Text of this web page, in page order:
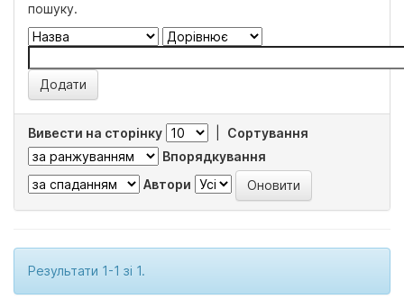
пошуку.
Вивести на сторінку
Сортування
Впорядкування
Автори
Результати 1-1 зі 1.